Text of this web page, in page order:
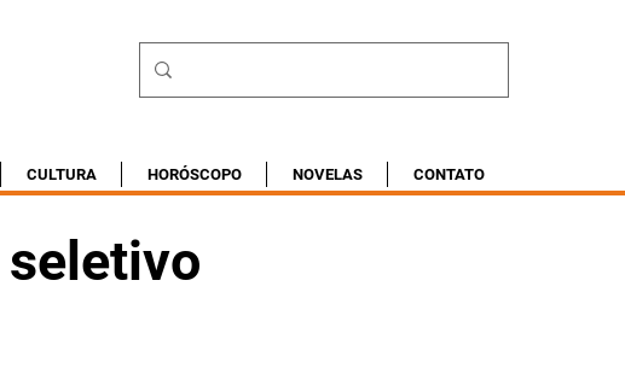
CULTURA HORÓSCOPO NOVELAS CONTATO
seletivo